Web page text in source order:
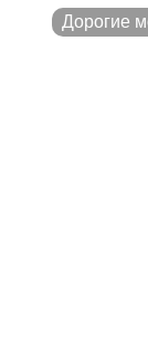
Дорогие